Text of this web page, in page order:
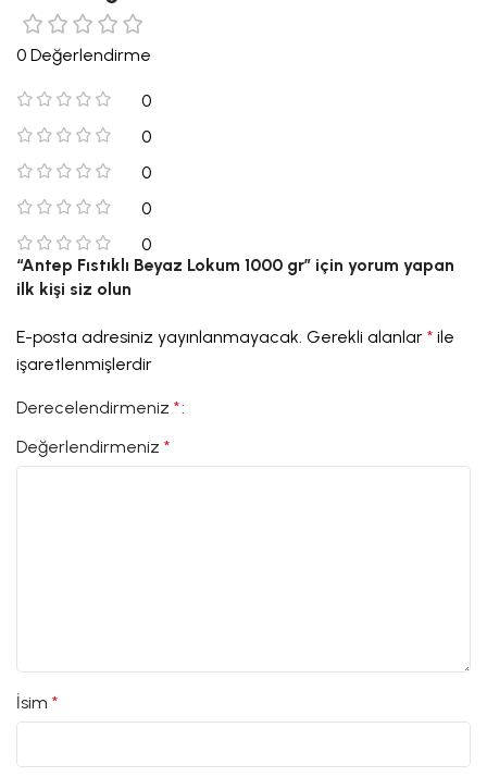
0 Değerlendirme
0
0
0
0
0
“Antep Fıstıklı Beyaz Lokum 1000 gr” için yorum yapan
ilk kişi siz olun
E-posta adresiniz yayınlanmayacak. Gerekli alanlar* ile
işaretlenmişlerdir
Derecelendirmeniz*
Değerlendirmeniz*
İsim*